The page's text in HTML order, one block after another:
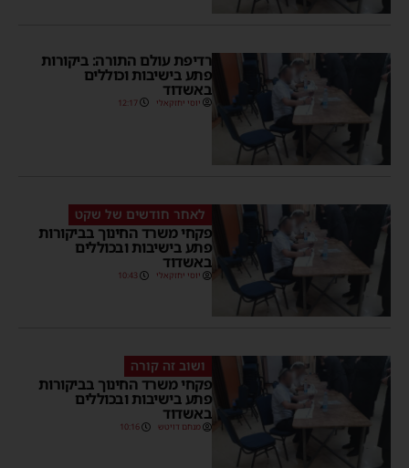
רדיפת עולם התורה: ביקורות
פתע בישיבות וכוללים
באשדוד
יוסי יחזקאלי 12:17
לאחר חודשים של שקט
פקחי משרד החינוך בביקורות
פתע בישיבות ובכוללים
באשדוד
יוסי יחזקאלי 10:43
ושוב זה קורה
פקחי משרד החינוך בביקורות
פתע בישיבות ובכוללים
באשדוד
מנחם דויטש 10:16